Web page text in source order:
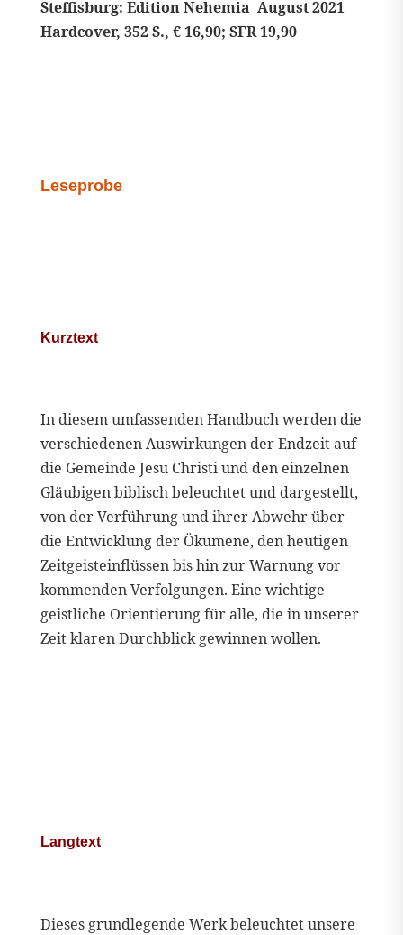
Steffisburg: Edition Nehemia August 2021
Hardcover, 352 S., € 16,90; SFR 19,90
Leseprobe
Kurztext
In diesem umfassenden Handbuch werden die
verschiedenen Auswirkungen der Endzeit auf
die Gemeinde Jesu Christi und den einzelnen
Gläubigen biblisch beleuchtet und dargestellt,
von der Verführung und ihrer Abwehr über
die Entwicklung der Ökumene, den heutigen
Zeitgeisteinflüssen bis hin zur Warnung vor
kommenden Verfolgungen. Eine wichtige
geistliche Orientierung für alle, die in unserer
Zeit klaren Durchblick gewinnen wollen.
Langtext
Dieses grundlegende Werk beleuchtet unsere